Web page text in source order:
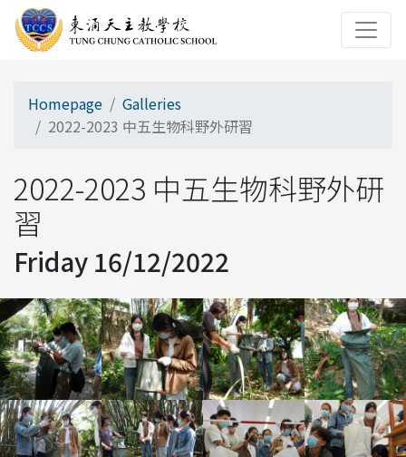
Homepage
Galleries
2022-2023 中五生物科野外研習
2022-2023 中五生物科野外研
習
Friday 16/12/2022